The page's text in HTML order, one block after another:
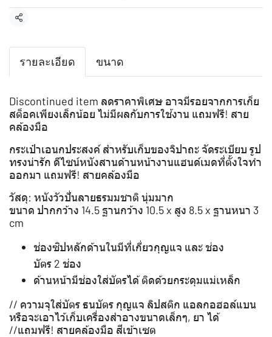
แชร์
รายละเอียด ขนาด
Discontinued item ลดราคาพิเศษ อาจมีรอยจากการเก็ย
สต็อคเพียงเล็กน้อย ไม่มีผลกับการใช้งาน แถมฟรี! สาย
คล้องมือ
กระเป๋าเอนกประสงค์ สำหรับเก็บของจิปาถะ จัดระเบียบ รูป
ทรงน่ารัก ดีไซน์หนังสานด้านหน้างานแฮนด์เมดที่ตั้งใจทำ
ออกมา แถมฟรี! สายคล้องมือ
วัสดุ: หนังวัวปั่นลายธรมมชาติ นุ่มมาก
ขนาด ปากกว้าง 14.5 ฐานกว้าง 10.5 x สูง 8.5 x ฐานหนา 3
cm
ช่องซิปหลักด้านในมีที่เกี่ยวกุญแจ และ ช่อง
บัตร 2 ช่อง
ด้านหน้ามีช่องใส่บัตรได้ ติดด้วยกระดุมแม่เหล็ก
// ความจุใส่บัตร ธนบัตร กุญแจ ลิปสติก แอลกอฮอล์แบน
หรือจะเอาไว้เก็บเครื่องสำอางขนาดเล็กๆ, ยา ได้
//แถมฟรี! สายคล้องมือ สีเข้าเซต